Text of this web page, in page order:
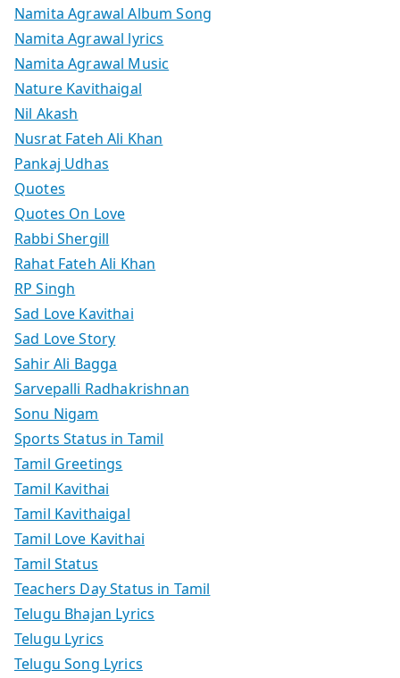
Namita Agrawal Album Song
Namita Agrawal lyrics
Namita Agrawal Music
Nature Kavithaigal
Nil Akash
Nusrat Fateh Ali Khan
Pankaj Udhas
Quotes
Quotes On Love
Rabbi Shergill
Rahat Fateh Ali Khan
RP Singh
Sad Love Kavithai
Sad Love Story
Sahir Ali Bagga
Sarvepalli Radhakrishnan
Sonu Nigam
Sports Status in Tamil
Tamil Greetings
Tamil Kavithai
Tamil Kavithaigal
Tamil Love Kavithai
Tamil Status
Teachers Day Status in Tamil
Telugu Bhajan Lyrics
Telugu Lyrics
Telugu Song Lyrics